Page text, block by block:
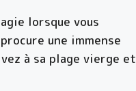
lorsque vous
une immense
à sa plage vierge et